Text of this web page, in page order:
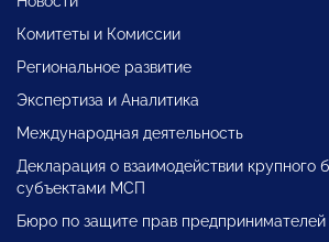
Комитеты и Комиссии
Региональное развитие
Экспертиза и Аналитика
Международная деятельность
Декларация о взаимодействии крупного
субъектами МСП
Бюро по защите прав предпринимателей